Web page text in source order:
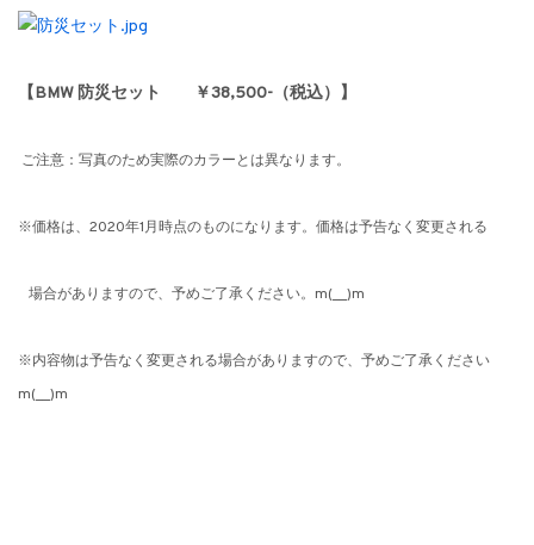
【BMW 防災セット ￥38,500-（税込）】
ご注意：写真のため実際のカラーとは異なります。
※価格は、2020年1月時点のものになります。価格は予告なく変更される
場合がありますので、予めご了承ください。m(__)m
※内容物は予告なく変更される場合がありますので、予めご了承ください
m(__)m